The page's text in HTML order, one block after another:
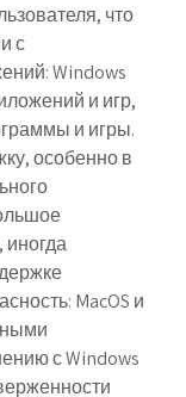
что
с
Windows
и игр,
и игры.
особенно в
MacOS и
с Windows